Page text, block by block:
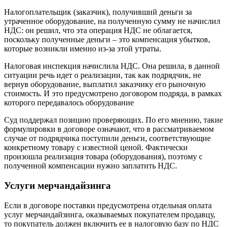
Налогоплательщик (заказчик), получивший деньги за
утраченное оборудование, на полученную сумму не начислил
НДС: он решил, что эта операция НДС не облагается,
поскольку полученные деньги – это компенсация убытков,
которые возникли именно из-за этой утраты.
Налоговая инспекция начислила НДС. Она решила, в данной
ситуации речь идет о реализации, так как подрядчик, не
вернув оборудование, выплатил заказчику его рыночную
стоимость. И это предусмотрено договором подряда, в рамках
которого передавалось оборудование
Суд поддержал позицию проверяющих. По его мнению, такие
формулировки в договоре означают, что в рассматриваемом
случае от подрядчика поступили деньги, соответствующие
конкретному товару с известной ценой. Фактически
произошла реализация товара (оборудования), поэтому с
полученной компенсации нужно заплатить НДС.
Услуги мерчандайзинга
Если в договоре поставки предусмотрена отдельная оплата
услуг мерчандайзинга, оказываемых покупателем продавцу,
то покупатель должен включить ее в налоговую базу по НДС